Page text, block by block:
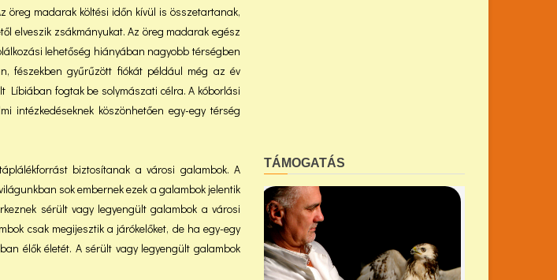
öreg madarak költési időn kívül is összetartanak,
elveszik zsákmányukat. Az öreg madarak egész
lehetőség hiányában nagyobb térségben
fészekben gyűrűzött fiókát például még az év
Líbiában fogtak be solymászati célra. A kóborlási
intézkedéseknek köszönhetően egy-egy térség
biztosítanak a városi galambok. A
sok embernek ezek a galambok jelentik
sérült vagy legyengült galambok a városi
csak megijesztik a járókelőket, de ha egy-egy
élők életét. A sérült vagy legyengült galambok
TÁMOGATÁS